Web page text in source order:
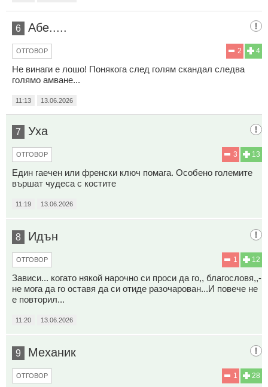
6 Абе.....
4
2
ОТГОВОР
Не винаги е лошо! Понякога след голям скандал следва
голямо амване...
11:13 13.06.2026
7 Уха
13
3
ОТГОВОР
Един гаечен или френски ключ помага. Особено големите
вършат чудеса с костите
11:19 13.06.2026
8 Идън
12
1
ОТГОВОР
Зависи... когато някой нарочно си проси да го,, благословя,,-
не мога да го оставя да си отиде разочарован...И повече не
е повторил...
11:20 13.06.2026
9 Механик
28
1
ОТГОВОР